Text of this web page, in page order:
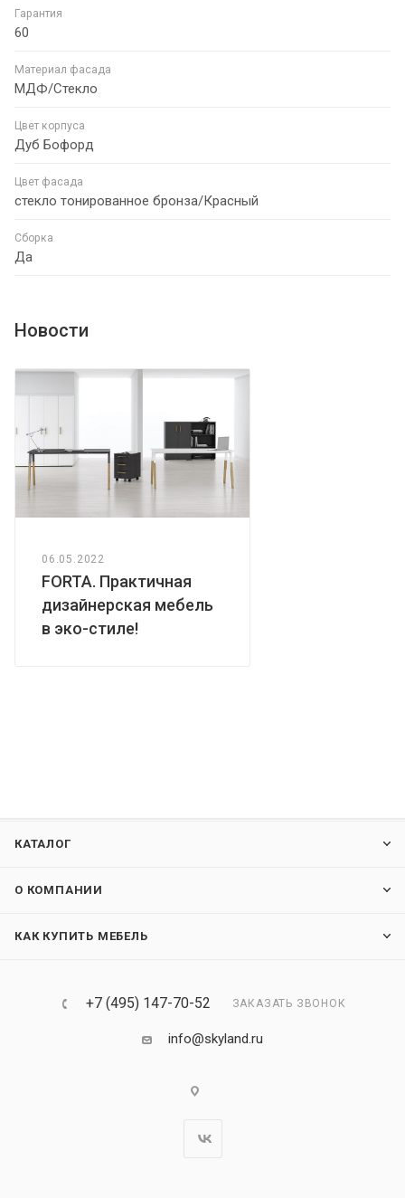
Гарантия
60
Материал фасада
МДФ/Стекло
Цвет корпуса
Дуб Бофорд
Цвет фасада
стекло тонированное бронза/Красный
Сборка
Да
Новости
06.05.2022
FORTA. Практичная
дизайнерская мебель
в эко-стиле!
КАТАЛОГ
О КОМПАНИИ
КАК КУПИТЬ МЕБЕЛЬ
+7 (495) 147-70-52 ЗАКАЗАТЬ ЗВОНОК
info@skyland.ru